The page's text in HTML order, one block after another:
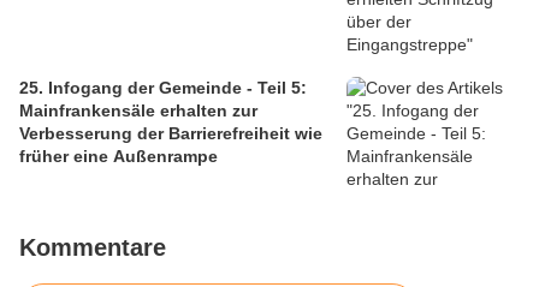
25. Infogang der Gemeinde - Teil 5:
Mainfrankensäle erhalten zur
Verbesserung der Barrierefreiheit wie
früher eine Außenrampe
Kommentare